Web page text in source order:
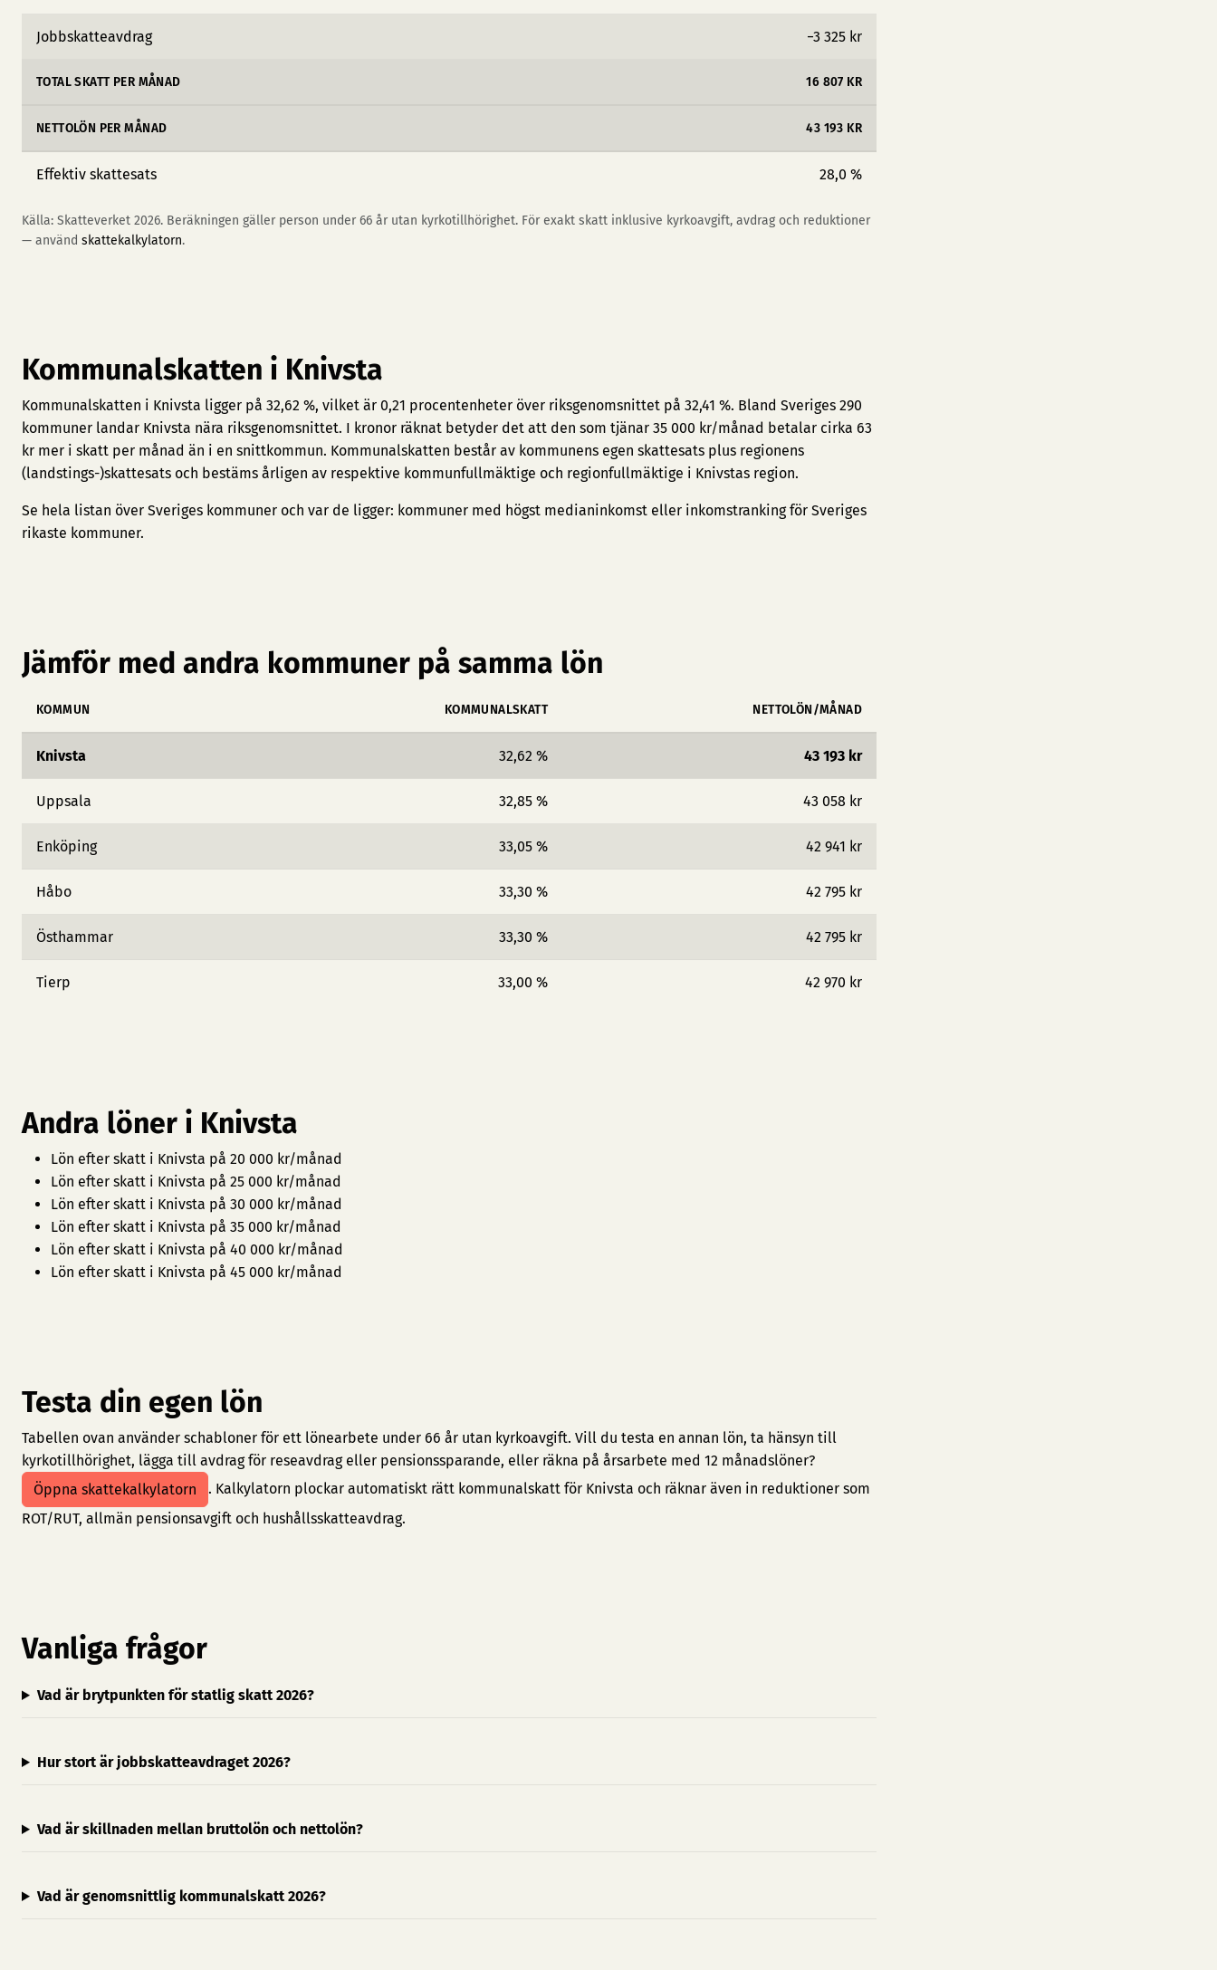
Jobbskatteavdrag −3 325 kr
TOTAL SKATT PER MÅNAD 16 807 KR
NETTOLÖN PER MÅNAD 43 193 KR
Effektiv skattesats 28,0 %
Källa: Skatteverket 2026. Beräkningen gäller person under 66 år utan kyrkotillhörighet. För exakt skatt inklusive kyrkoavgift, avdrag och reduktioner
— använd skattekalkylatorn.
Kommunalskatten i Knivsta
Kommunalskatten i Knivsta ligger på 32,62 %, vilket är 0,21 procentenheter över riksgenomsnittet på 32,41 %. Bland Sveriges 290
kommuner landar Knivsta nära riksgenomsnittet. I kronor räknat betyder det att den som tjänar 35 000 kr/månad betalar cirka 63
kr mer i skatt per månad än i en snittkommun. Kommunalskatten består av kommunens egen skattesats plus regionens
(landstings-)skattesats och bestäms årligen av respektive kommunfullmäktige och regionfullmäktige i Knivstas region.
Se hela listan över Sveriges kommuner och var de ligger: kommuner med högst medianinkomst eller inkomstranking för Sveriges
rikaste kommuner.
Jämför med andra kommuner på samma lön
KOMMUN KOMMUNALSKATT NETTOLÖN/MÅNAD
Knivsta 32,62 % 43 193 kr
Uppsala 32,85 % 43 058 kr
Enköping 33,05 % 42 941 kr
Håbo 33,30 % 42 795 kr
Östhammar 33,30 % 42 795 kr
Tierp 33,00 % 42 970 kr
Andra löner i Knivsta
Lön efter skatt i Knivsta på 20 000 kr/månad
Lön efter skatt i Knivsta på 25 000 kr/månad
Lön efter skatt i Knivsta på 30 000 kr/månad
Lön efter skatt i Knivsta på 35 000 kr/månad
Lön efter skatt i Knivsta på 40 000 kr/månad
Lön efter skatt i Knivsta på 45 000 kr/månad
Testa din egen lön
Tabellen ovan använder schabloner för ett lönearbete under 66 år utan kyrkoavgift. Vill du testa en annan lön, ta hänsyn till
kyrkotillhörighet, lägga till avdrag för reseavdrag eller pensionssparande, eller räkna på årsarbete med 12 månadslöner?
Öppna skattekalkylatorn
. Kalkylatorn plockar automatiskt rätt kommunalskatt för Knivsta och räknar även in reduktioner som
ROT/RUT, allmän pensionsavgift och hushållsskatteavdrag.
Vanliga frågor
Vad är brytpunkten för statlig skatt 2026?
Hur stort är jobbskatteavdraget 2026?
Vad är skillnaden mellan bruttolön och nettolön?
Vad är genomsnittlig kommunalskatt 2026?